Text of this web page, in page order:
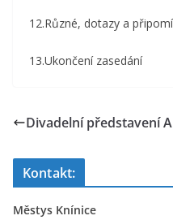
12.Různé, dotazy a
13.Ukončení zasedání
Divadelní představení
Kontakt:
Městys Knínice